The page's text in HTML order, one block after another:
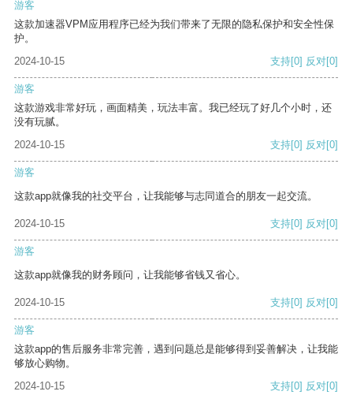
游客
这款加速器VPM应用程序已经为我们带来了无限的隐私保护和安全性保
护。
2024-10-15
支持[0] 反对[0]
游客
这款游戏非常好玩，画面精美，玩法丰富。我已经玩了好几个小时，还
没有玩腻。
2024-10-15
支持[0] 反对[0]
游客
这款app就像我的社交平台，让我能够与志同道合的朋友一起交流。
2024-10-15 支持[0] 反对[0]
游客
这款app就像我的财务顾问，让我能够省钱又省心。
2024-10-15 支持[0] 反对[0]
游客
这款app的售后服务非常完善，遇到问题总是能够得到妥善解决，让我能
够放心购物。
2024-10-15
支持[0] 反对[0]